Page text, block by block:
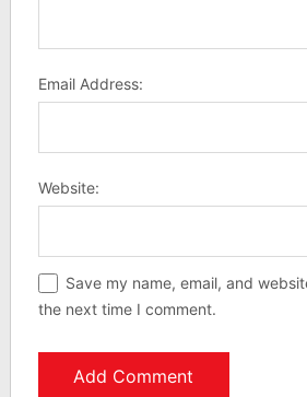
Email Address:
Website:
Save my name, email, and
the next time I comment.